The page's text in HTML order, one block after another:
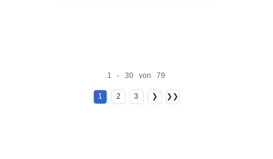
1 - 30 von 79
1 2 3 ❯ ❯❯